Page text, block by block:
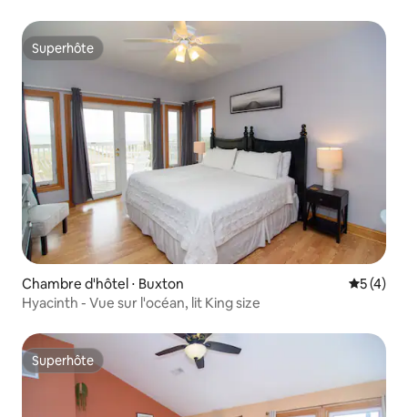
Superhôte
Superhôte
Chambre d'hôtel ⋅ Buxton
5 (4)
Hyacinth - Vue sur l'océan, lit King size
Superhôte
Superhôte